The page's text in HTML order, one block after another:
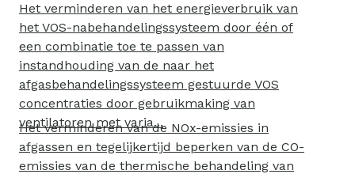
Het verminderen van het energieverbruik van
het VOS-nabehandelingssysteem door één of
een combinatie toe te passen van
instandhouding van de naar het
afgasbehandelingssysteem gestuurde VOS
concentraties door gebruikmaking van
ventilatoren met varia...
Het verminderen van de NOx-emissies in
afgassen en tegelijkertijd beperken van de CO-
emissies van de thermische behandeling van